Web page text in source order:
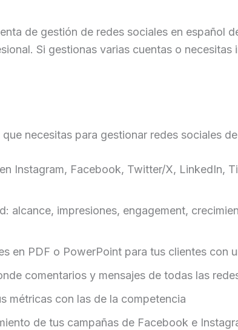
de gestión de redes sociales en español
Si gestionas varias cuentas o
necesitas para gestionar redes sociales
Instagram, Facebook, Twitter/X, LinkedIn,
alcance, impresiones, engagement,
en PDF o PowerPoint para tus clientes con
comentarios y mensajes de todas las
métricas con las de la competencia
de tus campañas de Facebook e